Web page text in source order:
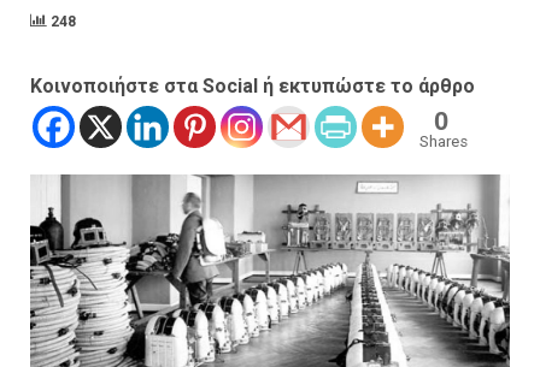
248
Κοινοποιήστε στα Social ή εκτυπώστε το άρθρο
0
Shares